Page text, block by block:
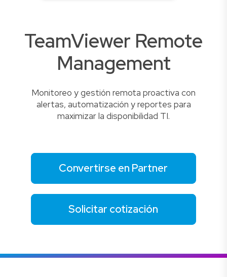
TeamViewer Remote
Management
Monitoreo y gestión remota proactiva con
alertas, automatización y reportes para
maximizar la disponibilidad TI.
Convertirse en Partner
Solicitar cotización